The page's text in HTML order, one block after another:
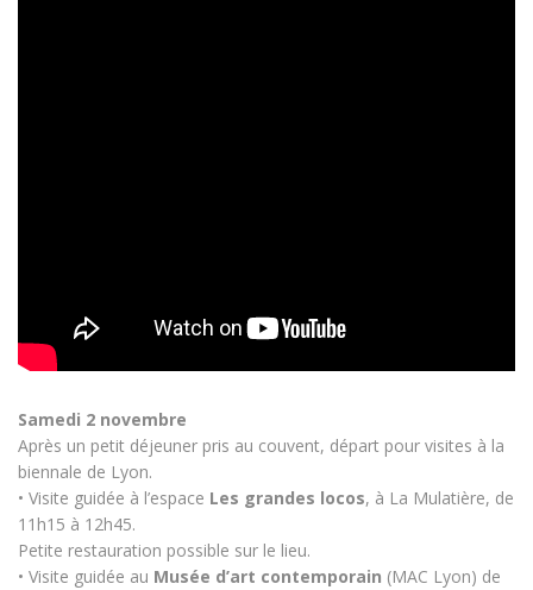
Samedi 2 novembre
Après un petit déjeuner pris au couvent, départ pour visites à la
biennale de Lyon.
• Visite guidée à l’espace Les grandes locos, à La Mulatière, de
11h15 à 12h45.
Petite restauration possible sur le lieu.
• Visite guidée au Musée d’art contemporain (MAC Lyon) de